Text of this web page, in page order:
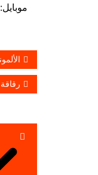
موبايل: – 01211116956- – 01211116958 تليفون ارضي
رقاقة
تصفّح